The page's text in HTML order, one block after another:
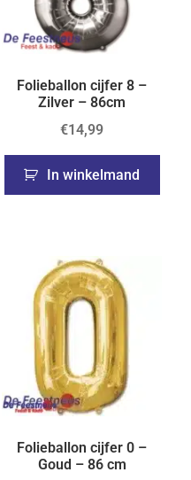
Folieballon cijfer 8 –
Zilver – 86cm
€14,99
In winkelmand
Folieballon cijfer 0 –
Goud – 86 cm